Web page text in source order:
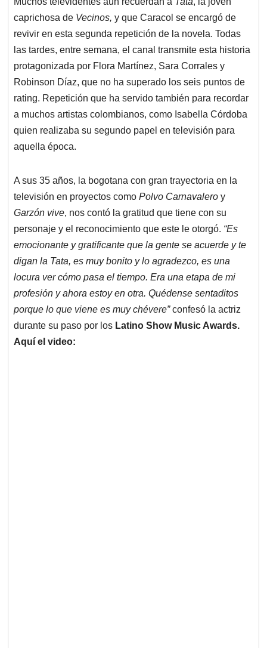
s
A
p
p
b
o
o
k
e
d
I
n
l
a
d
s
caprichosa de Vecinos, y que Caracol se encargó de
revivir en esta segunda repetición de la novela. Todas
las tardes, entre semana, el canal transmite esta historia
protagonizada por Flora Martínez, Sara Corrales y
Robinson Díaz, que no ha superado los seis puntos de
rating. Repetición que ha servido también para recordar
a muchos artistas colombianos, como Isabella Córdoba
quien realizaba su segundo papel en televisión para
aquella época.
A sus 35 años, la bogotana con gran trayectoria en la
televisión en proyectos como Polvo Carnavalero y
Garzón vive, nos contó la gratitud que tiene con su
personaje y el reconocimiento que este le otorgó. “Es
emocionante y gratificante que la gente se acuerde y te
digan la Tata, es muy bonito y lo agradezco, es una
locura ver cómo pasa el tiempo. Era una etapa de mi
profesión y ahora estoy en otra. Quédense sentaditos
porque lo que viene es muy chévere”confesó la actriz
durante su paso por los Latino Show Music Awards.
Aquí el video: